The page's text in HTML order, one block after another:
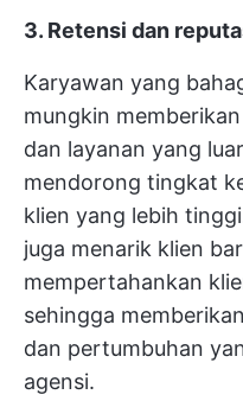
3. Retensi dan
Karyawan yang
mungkin
dan layanan yang
mendorong tingkat
klien yang lebih
juga menarik klien
mempertahankan
sehingga
dan pertumbuhan
agensi.